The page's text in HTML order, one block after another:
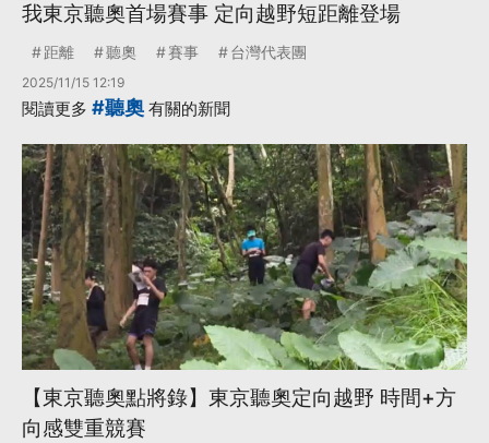
我東京聽奧首場賽事 定向越野短距離登場
距離 聽奧 賽事 台灣代表團
2025/11/15 12:19
閱讀更多 #聽奧 有關的新聞
【東京聽奧點將錄】東京聽奧定向越野 時間+方
向感雙重競賽